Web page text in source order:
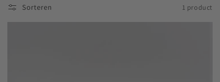
e
Sorteren 1 product